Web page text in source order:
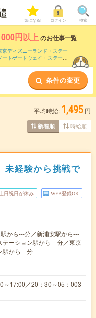
気になる! ログイン 検索
円以上のお仕事一覧
京ディズニーランド・ステー
ートゲートウェイ・ステーシ
揃えています。さらに、短期
で絞り込んでいただけます。
条件の変更
平均時給: 1,495 円
新着順 時給順
未経験から挑戦で
日祝日が休み WEB登録OK
から---分／新浦安駅から---
ーション駅から---分／東京
駅から---分
～17:00／20：30～05：003